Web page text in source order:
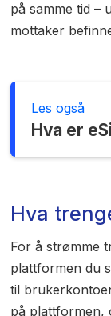
på samme tid –
mottaker
Les også
Hva er
Hva
For å strømme
plattformen du
til
på plattformen,